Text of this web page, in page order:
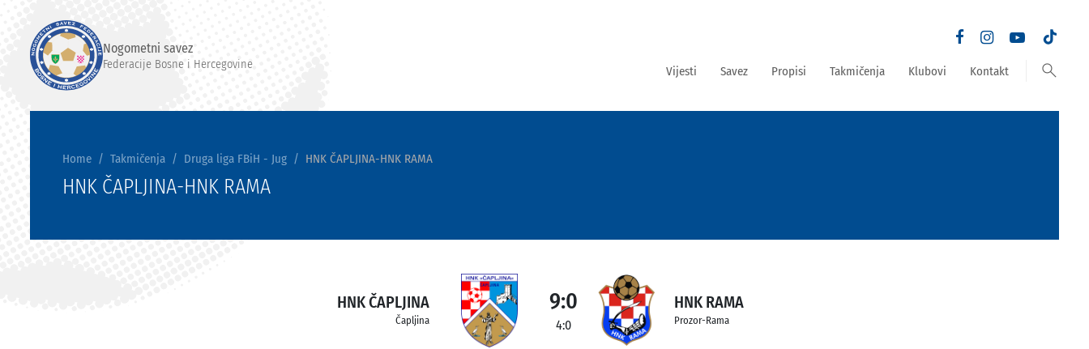
Nogometni savez
Federacije Bosne i Hercegovine Vijesti Savez Propisi Takmičenja Klubovi Kontakt search
Home Takmičenja Druga liga FBiH - Jug HNK ČAPLJINA-HNK RAMA
HNK ČAPLJINA-HNK RAMA
HNK ČAPLJINA
Čapljina
9:0
4:0
HNK RAMA
Prozor-Rama